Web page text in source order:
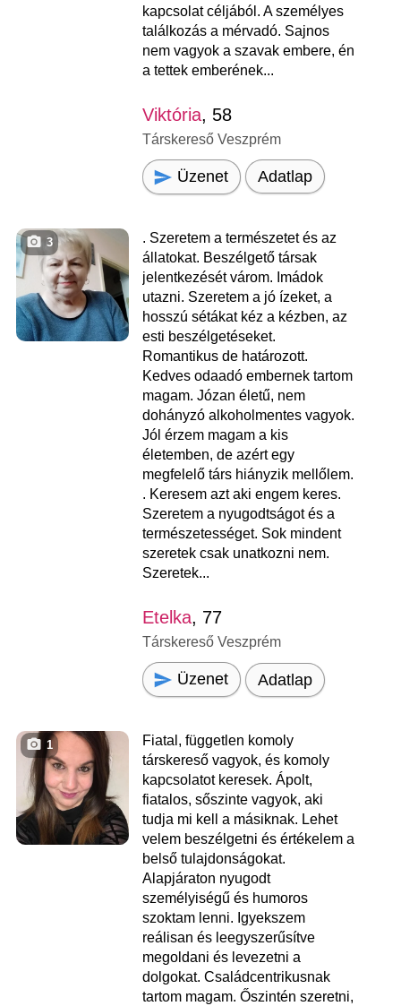
kapcsolat céljából. A személyes
találkozás a mérvadó. Sajnos
nem vagyok a szavak embere, én
a tettek emberének...
Viktória, 58
Társkereső Veszprém
Üzenet Adatlap
3
. Szeretem a természetet és az
állatokat. Beszélgető társak
jelentkezését várom. Imádok
utazni. Szeretem a jó ízeket, a
hosszú sétákat kéz a kézben, az
esti beszélgetéseket.
Romantikus de határozott.
Kedves odaadó embernek tartom
magam. Józan életű, nem
dohányzó alkoholmentes vagyok.
Jól érzem magam a kis
életemben, de azért egy
megfelelő társ hiányzik mellőlem.
. Keresem azt aki engem keres.
Szeretem a nyugodtságot és a
természetességet. Sok mindent
szeretek csak unatkozni nem.
Szeretek...
Etelka, 77
Társkereső Veszprém
Üzenet Adatlap
1
Fiatal, független komoly
társkereső vagyok, és komoly
kapcsolatot keresek. Ápolt,
fiatalos, sőszinte vagyok, aki
tudja mi kell a másiknak. Lehet
velem beszélgetni és értékelem a
belső tulajdonságokat.
Alapjáraton nyugodt
személyiségű és humoros
szoktam lenni. Igyekszem
reálisan és leegyszerűsítve
megoldani és levezetni a
dolgokat. Családcentrikusnak
tartom magam. Őszintén szeretni,